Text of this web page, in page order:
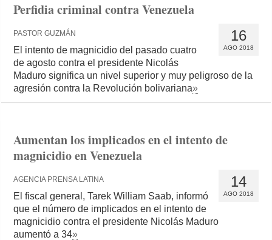
Perfidia criminal contra Venezuela
16
AGO 2018
PASTOR GUZMÁN
El intento de magnicidio del pasado cuatro
de agosto contra el presidente Nicolás
Maduro significa un nivel superior y muy peligroso de la
agresión contra la Revolución bolivariana»
Aumentan los implicados en el intento de
magnicidio en Venezuela
14
AGO 2018
AGENCIA PRENSA LATINA
El fiscal general, Tarek William Saab, informó
que el número de implicados en el intento de
magnicidio contra el presidente Nicolás Maduro
aumentó a 34»